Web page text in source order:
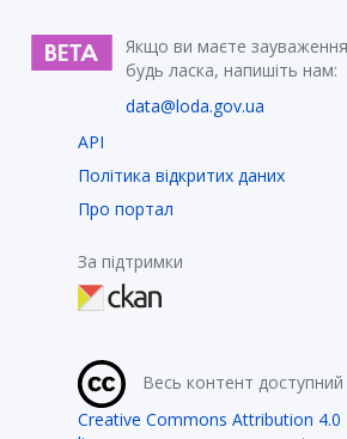
Якщо ви маєте
будь ласка, напишіть нам:
data@loda.gov.ua
API
Політика відкритих даних
Про портал
За підтримки
Весь контент доступний
Creative Commons Attribution